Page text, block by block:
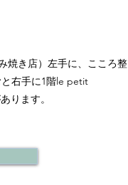
焼き店）左手に、こころ整
右手に1階le petit
ります。